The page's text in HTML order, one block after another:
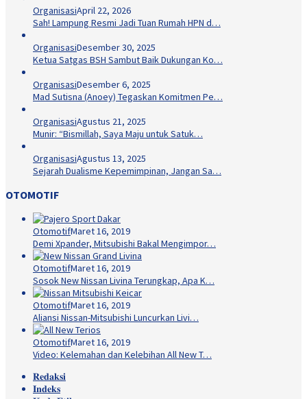
OrganisasiApril 22, 2026
Sah! Lampung Resmi Jadi Tuan Rumah HPN d…
OrganisasiDesember 30, 2025
Ketua Satgas BSH Sambut Baik Dukungan Ko…
OrganisasiDesember 6, 2025
Mad Sutisna (Anoey) Tegaskan Komitmen Pe…
OrganisasiAgustus 21, 2025
Munir: “Bismillah, Saya Maju untuk Satuk…
OrganisasiAgustus 13, 2025
Sejarah Dualisme Kepemimpinan, Jangan Sa…
OTOMOTIF
OtomotifMaret 16, 2019
Demi Xpander, Mitsubishi Bakal Mengimpor…
OtomotifMaret 16, 2019
Sosok New Nissan Livina Terungkap, Apa K…
OtomotifMaret 16, 2019
Aliansi Nissan-Mitsubishi Luncurkan Livi…
OtomotifMaret 16, 2019
Video: Kelemahan dan Kelebihan All New T…
𝐑𝐞𝐝𝐚𝐤𝐬𝐢
𝐈𝐧𝐝𝐞𝐤𝐬